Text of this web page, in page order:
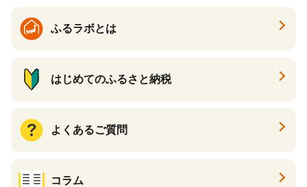
ギフト ふるさと納税 ）
ふるラボとは
はじめてのふるさと納税
よくあるご質問
コラム